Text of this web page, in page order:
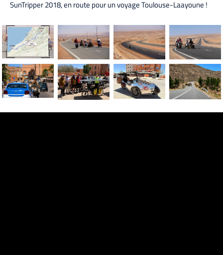
SunTripper 2018, en route pour un voyage Toulouse-Laayoune !